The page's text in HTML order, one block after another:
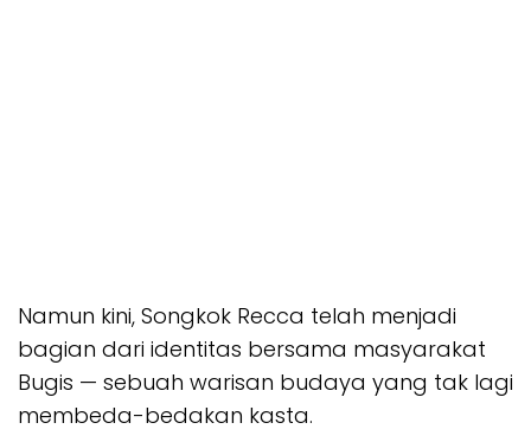
Namun kini, Songkok Recca telah menjadi
bagian dari identitas bersama masyarakat
Bugis — sebuah warisan budaya yang tak lagi
membeda-bedakan kasta.